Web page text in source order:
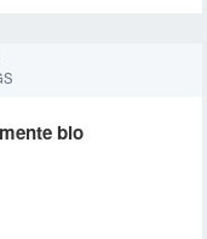
bio